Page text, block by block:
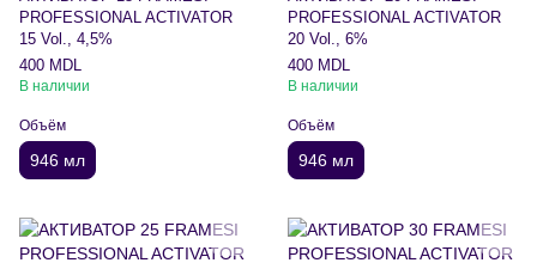
PROFESSIONAL ACTIVATOR
15 Vol., 4,5%
400 MDL
В наличии
Объём
946 мл
PROFESSIONAL ACTIVATOR
20 Vol., 6%
400 MDL
В наличии
Объём
946 мл